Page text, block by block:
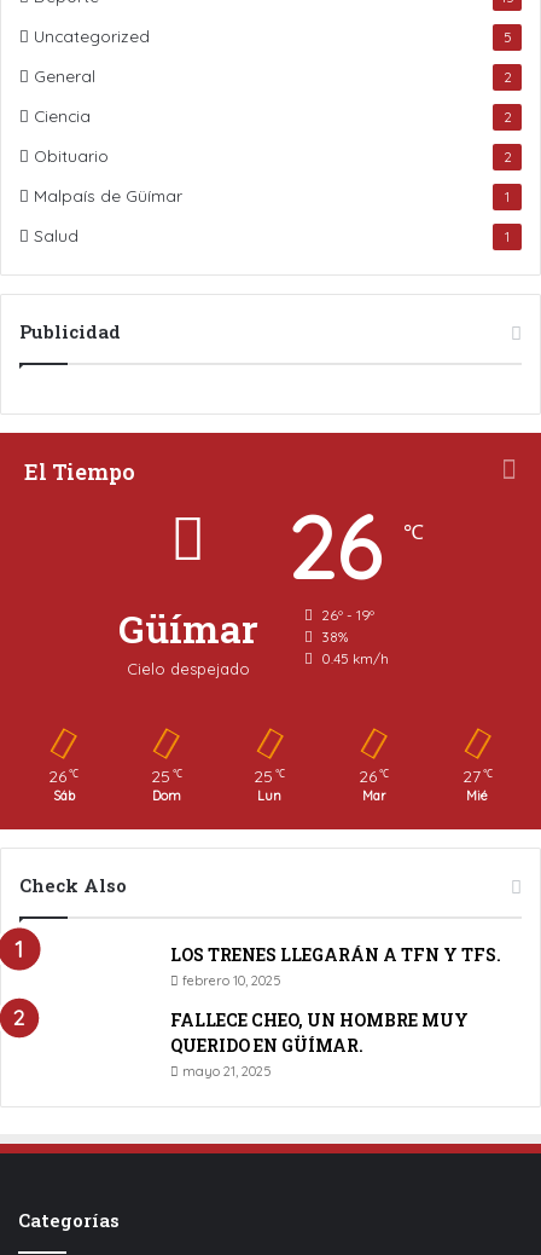
Uncategorized 5
General 2
Ciencia 2
Obituario 2
Malpaís de Güímar 1
Salud 1
Publicidad
El Tiempo
Güímar
Cielo despejado
26 ℃
26º - 19º
38%
0.45 km/h
26 ℃
Sáb
25 ℃
Dom
25 ℃
Lun
26 ℃
Mar
27 ℃
Mié
Check Also
LOS TRENES LLEGARÁN A TFN Y TFS.
febrero 10, 2025
FALLECE CHEO, UN HOMBRE MUY
QUERIDO EN GÜÍMAR.
mayo 21, 2025
Categorías